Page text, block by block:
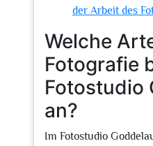
der Arbeit des
Welche
Fotografie
Fotostudio
an?
Im Fotostudio